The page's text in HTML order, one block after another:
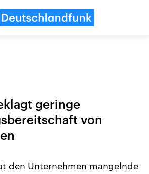
geringe
von
den Unternehmen mangelnde